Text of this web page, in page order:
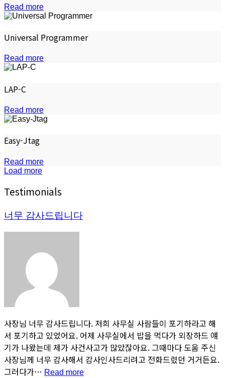
Read more
Universal Programmer
Read more
LAP-C
Read more
Easy-Jtag
Read more
Load more
Testimonials
너무 감사드립니다
사장님 너무 감사드립니다. 저희 사무실 사람들이 포기하라고 해
서 포기하고 있었어요. 어제 사무실에서 밥을 먹다가 외장하드 얘
기가 나왔는데 제가 사건사고가 많았잖아요. 그때마다 도움 주신
사장님께 너무 감사해서 감사인사드리려고 전화드렸던 거거든요.
그러다가… Read more